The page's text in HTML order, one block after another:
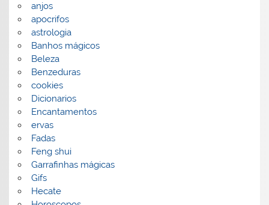
anjos
apocrifos
astrologia
Banhos mágicos
Beleza
Benzeduras
cookies
Dicionarios
Encantamentos
ervas
Fadas
Feng shui
Garrafinhas mágicas
Gifs
Hecate